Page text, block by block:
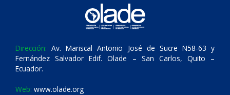
Dirección: Av. Mariscal Antonio José de Sucre N58-63 y
Fernández Salvador Edif. Olade – San Carlos, Quito –
Ecuador.
Web: www.olade.org